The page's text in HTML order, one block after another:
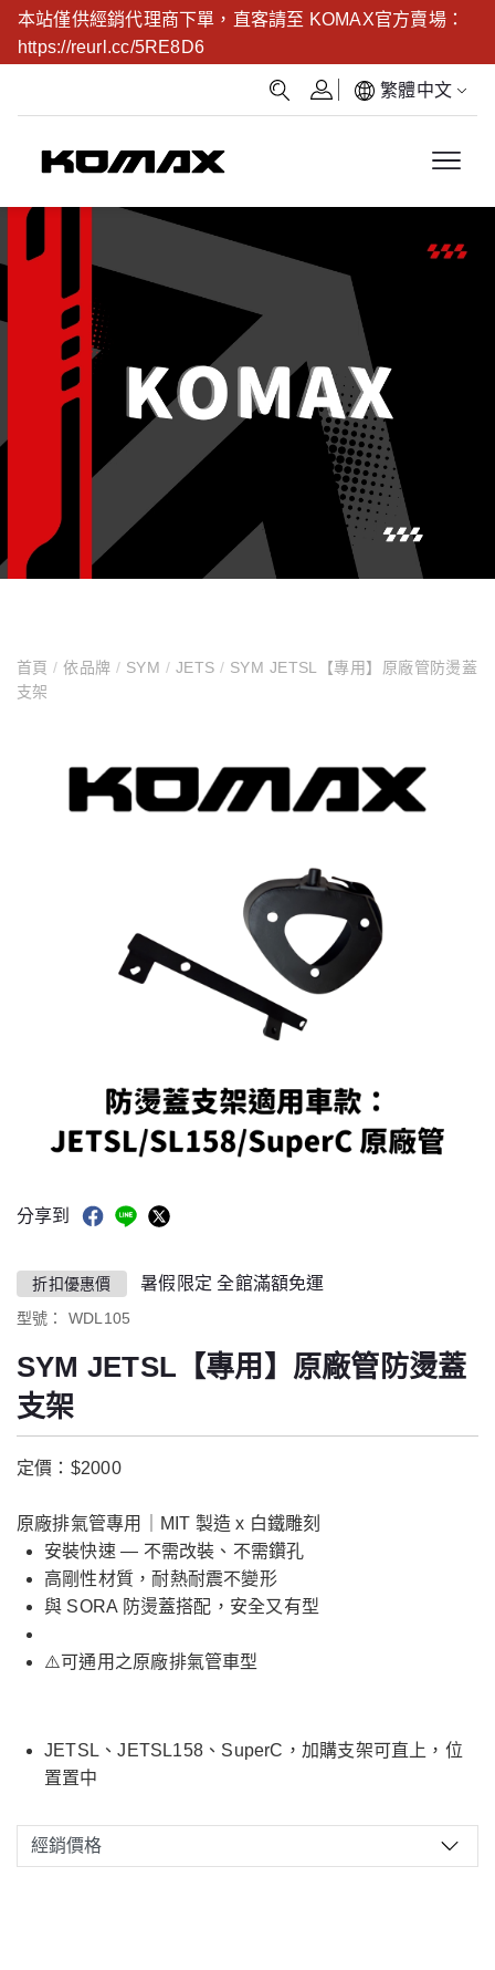
本站僅供經銷代理商下單，直客請至 KOMAX官方賣場：
https://reurl.cc/5RE8D6
繁體中文
首頁/ 依品牌/ SYM / JETS / SYM JETSL【專用】原廠管防燙蓋
支架
分享到
折扣優惠價 暑假限定 全館滿額免運
型號： WDL105
SYM JETSL【專用】原廠管防燙蓋
支架
定價：$2000
原廠排氣管專用｜MIT 製造 x 白鐵雕刻
安裝快速 — 不需改裝、不需鑽孔
高剛性材質，耐熱耐震不變形
與 SORA 防燙蓋搭配，安全又有型
⚠️可通用之原廠排氣管車型
JETSL、JETSL158、SuperC，加購支架可直上，位
置置中